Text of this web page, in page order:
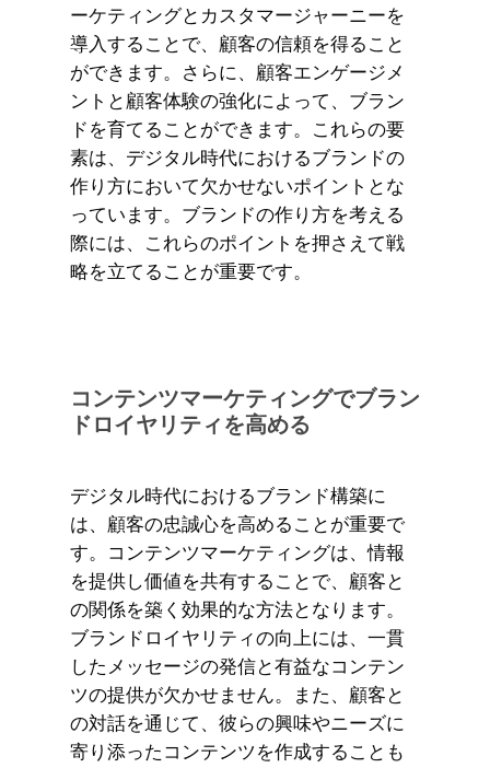
ーケティングとカスタマージャーニーを
導入することで、顧客の信頼を得ること
ができます。さらに、顧客エンゲージメ
ントと顧客体験の強化によって、ブラン
ドを育てることができます。これらの要
素は、デジタル時代におけるブランドの
作り方において欠かせないポイントとな
っています。ブランドの作り方を考える
際には、これらのポイントを押さえて戦
略を立てることが重要です。
コンテンツマーケティングでブラン
ドロイヤリティを高める
デジタル時代におけるブランド構築に
は、顧客の忠誠心を高めることが重要で
す。コンテンツマーケティングは、情報
を提供し価値を共有することで、顧客と
の関係を築く効果的な方法となります。
ブランドロイヤリティの向上には、一貫
したメッセージの発信と有益なコンテン
ツの提供が欠かせません。また、顧客と
の対話を通じて、彼らの興味やニーズに
寄り添ったコンテンツを作成することも